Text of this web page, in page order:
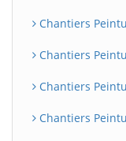
Chantiers
Chantiers
Chantiers
Chantiers